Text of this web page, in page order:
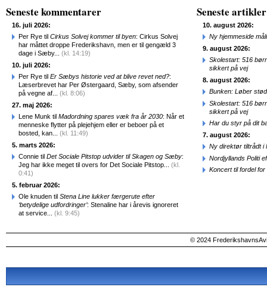
Seneste kommentarer
16. juli 2026:
Per Rye til Cirkus Solvej kommer til byen: Cirkus Solvej
har måttet droppe Frederikshavn, men er til gengæld 3
dage i Sæby... (kl. 14:19)
10. juli 2026:
Per Rye til Er Sæbys historie ved at blive revet ned?:
Læserbrevet har Per Østergaard, Sæby, som afsender
på vegne af... (kl. 8:06)
27. maj 2026:
Lene Munk til Madordning spares væk fra år 2030: Når et
menneske flytter på plejehjem eller er beboer på et
bosted, kan... (kl. 11:49)
5. marts 2026:
Connie til Det Sociale Pitstop udvider til Skagen og Sæby:
Jeg har ikke meget til overs for Det Sociale Pitstop... (kl.
0:41)
5. februar 2026:
Ole knuden til Stena Line lukker færgerute efter
‘betydelige udfordringer’: Stenaline har i årevis ignoreret
at service... (kl. 9:45)
Seneste artikler
10. august 2026:
Ny hjemmeside
9. august 2026:
Skolestart: 516
sikkert på vej
8. august 2026:
Bunken: Løber
Skolestart: 516
sikkert på vej
Har du styr på dit
7. august 2026:
Ny direktør tiltrådt i
Nordjyllands Politi
Koncert til fordel
© 2024